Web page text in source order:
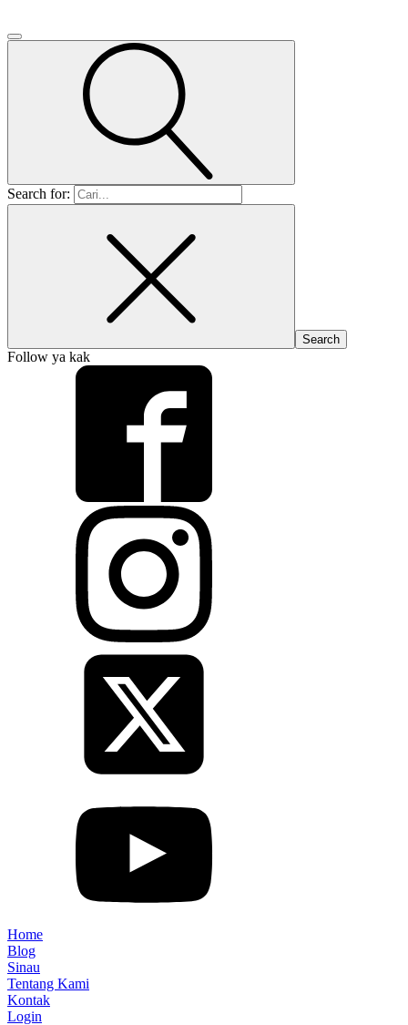
Search for:
Follow ya kak
Home
Blog
Sinau
Tentang Kami
Kontak
Login